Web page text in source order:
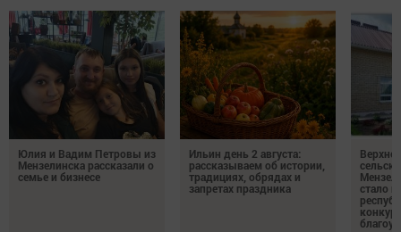
Юлия и Вадим Петровы из
Мензелинска рассказали о
семье и бизнесе
Ильин день 2 августа:
рассказываем об истории,
традициях, обрядах и
запретах праздника
стало